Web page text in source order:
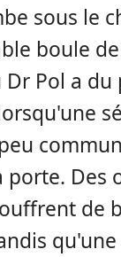
sous le
boule
Dr Pol a du
porte. Des
de
qu'une